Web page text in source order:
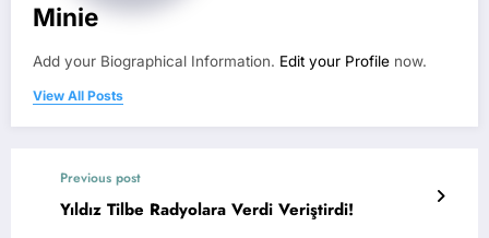
Minie
Add your Biographical Information. Edit your Profile now.
View All Posts
Previous post
Yıldız Tilbe Radyolara Verdi Veriştirdi!